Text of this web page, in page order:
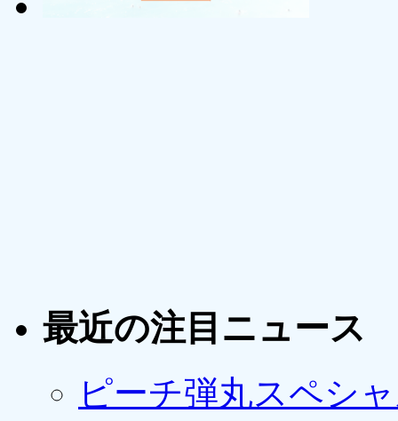
最近の注目ニュース
ピーチ弾丸スペシ